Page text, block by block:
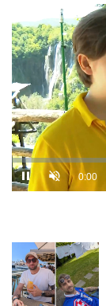
Unmute
Loaded:
22.79%